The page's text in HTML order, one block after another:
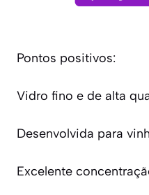
Pontos positivos:
Vidro fino e de alta
Desenvolvida para
Excelente